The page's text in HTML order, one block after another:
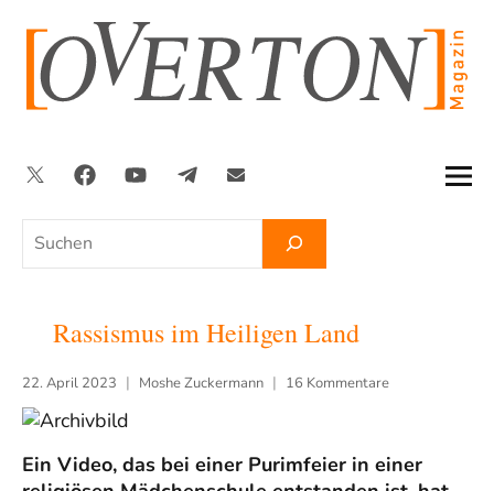
springen
Suchen
TwitterFacebookYouTubeTelegramNewsletter
Rassismus im Heiligen Land
22. April 2023 Moshe Zuckermann 16 Kommentare
Ein Video, das bei einer Purimfeier in einer